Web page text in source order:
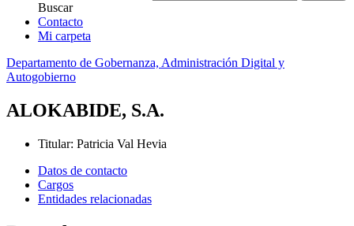
Buscar
Contacto
Mi carpeta
Departamento de Gobernanza, Administración Digital y
Autogobierno
ALOKABIDE, S.A.
Titular: Patricia Val Hevia
Datos de contacto
Cargos
Entidades relacionadas